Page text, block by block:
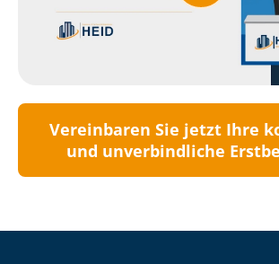
Vereinbaren Sie jetzt Ihre
und unverbindliche